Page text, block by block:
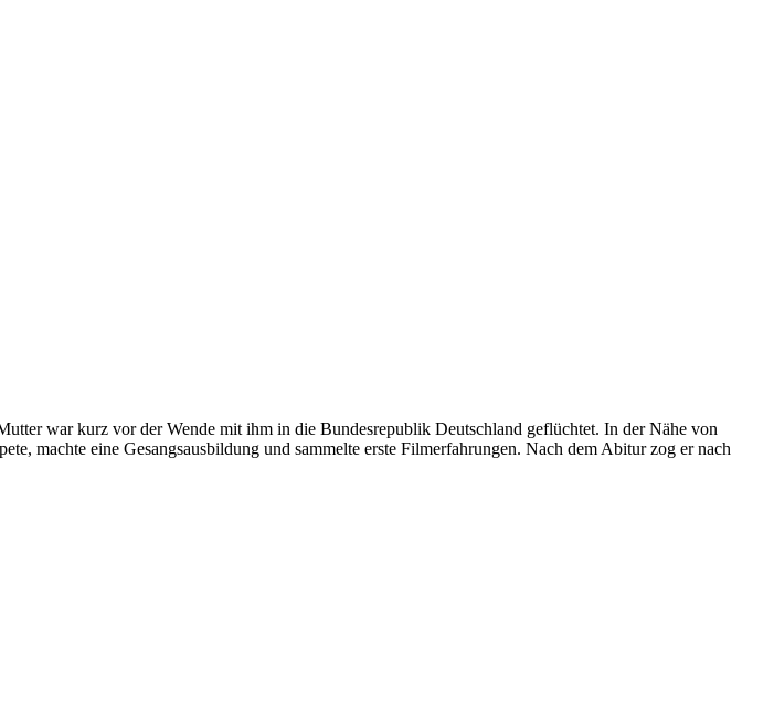
war kurz vor der Wende mit ihm in die Bundesrepublik Deutschland geflüchtet. In der Nähe von
machte eine Gesangsausbildung und sammelte erste Filmerfahrungen. Nach dem Abitur zog er nach